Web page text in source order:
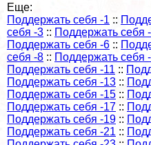
Еще:
Поддержать себя -1 ::
себя -3 :: Поддержать себя
Поддержать себя -6 ::
себя -8 :: Поддержать себя
Поддержать себя -11 ::
Поддержать себя -13 ::
Поддержать себя -15 ::
Поддержать себя -17 ::
Поддержать себя -19 ::
Поддержать себя -21 ::